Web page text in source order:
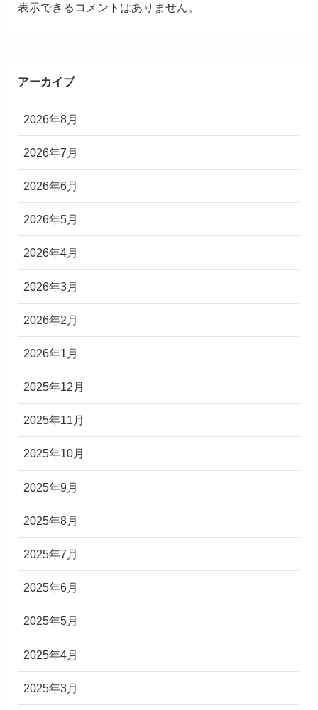
表示できるコメントはありません。
アーカイブ
2026年8月
2026年7月
2026年6月
2026年5月
2026年4月
2026年3月
2026年2月
2026年1月
2025年12月
2025年11月
2025年10月
2025年9月
2025年8月
2025年7月
2025年6月
2025年5月
2025年4月
2025年3月